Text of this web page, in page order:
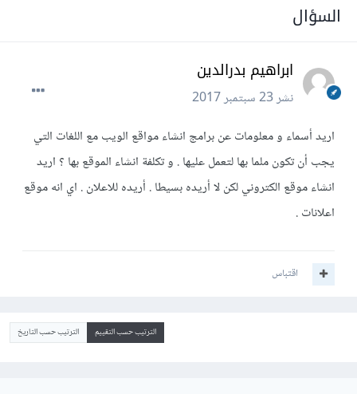
السؤال
ابراهيم بدرالدين
نشر23 سبتمبر 2017
اريد أسماء و معلومات عن برامج انشاء مواقع الويب مع اللغات التي
يجب أن تكون ملما بها لتعمل عليها . و تكلفة انشاء الموقع بها ؟ اريد
انشاء موقع الكتروني لكن لا أريده بسيطا . أريده للاعلان . اي انه موقع
اعلانات .
اقتباس
الترتيب حسب التقييم الترتيب حسب التاريخ